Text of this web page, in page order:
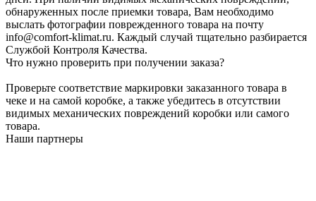
обнаруженных после приемки товара, Вам необходимо
выслать фотографии поврежденного товара на почту
info@comfort-klimat.ru. Каждый случай тщательно разбирается
Службой Контроля Качества.
Что нужно проверить при получении заказа?
Проверьте соответствие маркировки заказанного товара в
чеке и на самой коробке, а также убедитесь в отсутствии
видимых механических повреждений коробки или самого
товара.
Наши партнеры